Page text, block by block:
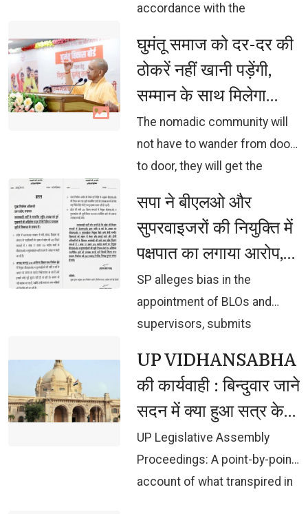
accordance with the
of the youth: Chief Minister
घुमंतू समाज को दर-दर की
ठोकरें नहीं खानी पड़ेंगी,
सम्मान के साथ मिलेगा
विकास का अवसर:
मुख्यमंत्री योगी आदित्यनाथ
The nomadic community will
not have to wander from door
to door, they will get the
with respect: Chief Minister
Yogi Adityanath
सपा ने बीएलओ और
सुपरवाइजरों की नियुक्ति में
पक्षपात का लगाया आरोप,
चुनाव आयोग को सौंपा
ज्ञापन, जांच की मांग
SP alleges bias in the
appointment of BLOs and
supervisors, submits
Commission, demands
investigation
UP VIDHANSABHA
की कार्यवाही : बिन्दुवार जाने
सदन में क्या हुआ सत्र के
तीसरे दिन
UP Legislative Assembly
Proceedings: A point-by-point
account of what transpired in